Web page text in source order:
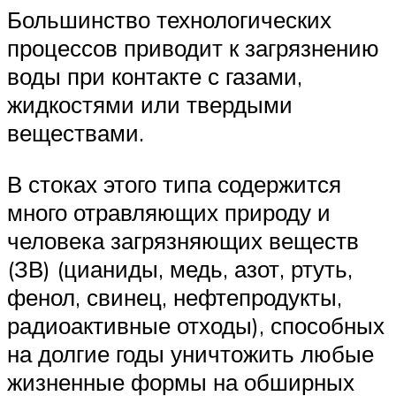
Большинство технологических
процессов приводит к загрязнению
воды при контакте с газами,
жидкостями или твердыми
веществами.
В стоках этого типа содержится
много отравляющих природу и
человека загрязняющих веществ
(ЗВ) (цианиды, медь, азот, ртуть,
фенол, свинец, нефтепродукты,
радиоактивные отходы), способных
на долгие годы уничтожить любые
жизненные формы на обширных